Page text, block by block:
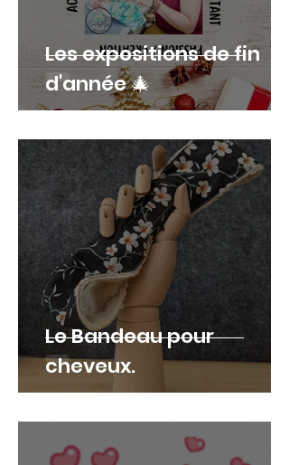
Les expositions de fin
d'année 🎄
Le Bandeau pour
cheveux.